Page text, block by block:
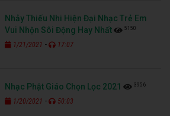
Nhảy Thiếu Nhi Hiện Đại Nhạc Trẻ Em
Vui Nhộn Sôi Động Hay Nhất
5150
1/21/2021 - 17:07
Nhạc Phật Giáo Chọn Lọc 2021 3956
1/20/2021 - 50:03